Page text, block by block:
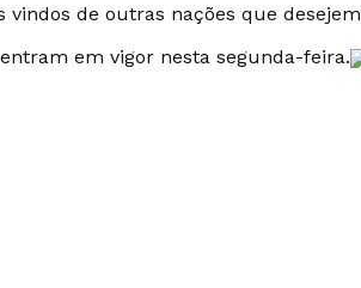
vindos de outras nações que desejem
em vigor nesta segunda-feira.